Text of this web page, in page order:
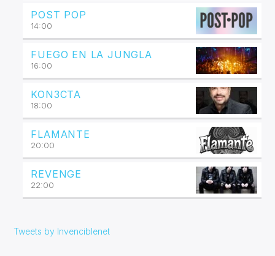
POST POP
14:00
FUEGO EN LA JUNGLA
16:00
KON3CTA
18:00
FLAMANTE
20:00
REVENGE
22:00
Tweets by Invenciblenet